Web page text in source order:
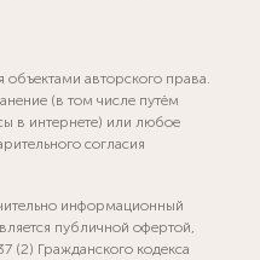
объектами авторского права.
(в том числе путём
в интернете) или любое
согласия
информационный
публичной офертой,
(2) Гражданского кодекса